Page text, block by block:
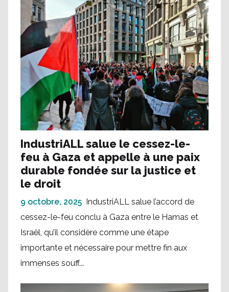
IndustriALL salue le cessez-le-
feu à Gaza et appelle à une paix
durable fondée sur la justice et
le droit
9 octobre, 2025 IndustriALL salue l’accord de
cessez-le-feu conclu à Gaza entre le Hamas et
Israël, qu’il considère comme une étape
importante et nécessaire pour mettre fin aux
immenses souff...